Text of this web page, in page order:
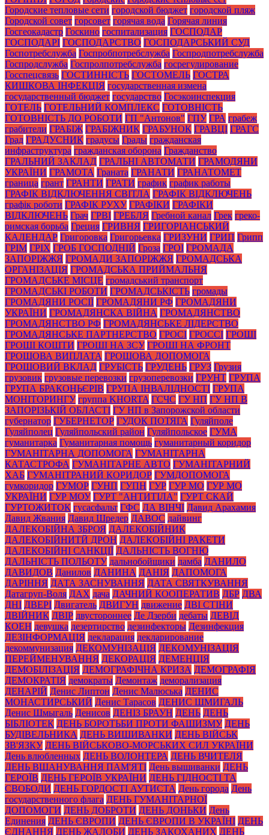
Городские тепловые сети городской бюджет городской пляж
Городской совет горсовет горячая вода Горячая линия
Госгеокадастр Госкино госпитализация ГОСПОДАР
ГОСПОДАРІ ГОСПОДАРСТВО ГОСПОДАРСЬКИЙ СУД
Госпотребслужба Госпробпотребслужба Госпродпотребслужба
Госпродслужба Госпролпотребслужба госрегулирование
Госспецсвязь ГОСТИННІСТЬ ГОСТОМЕЛЬ ГОСТРА
КИШКОВА ІНФЕКЦІЯ государственная измена
государственный бюджет государство Госэкоинспекция
ГОТЕЛЬ ГОТЕЛЬНИЙ КОМПЛЕКС ГОТОВНІСТЬ
ГОТОВНІСТЬ ДО РОБОТИ ГП "Антонов" ГПУ ГРА грабеж
грабители ГРАБІЖ ГРАБІЖНИК ГРАБУНОК ГРАВЦІ ГРАГС
Град ГРАДУСНИК градусы Грады гражданская
инфраструктура гражданская оборона Гражданство
ГРАЛЬНИЙ ЗАКЛАД ГРАЛЬНІ АВТОМАТИ ГРАМОДЯНИ
УКРАЇНИ ГРАМОТА Граната ГРАНАТИ ГРАНАТОМЕТ
граница грант ГРАНТИ ГРАТИ график график работы
ГРАФІК ВІДКЛЮЧЕННЯ СВІТЛА ГРАФІК ВІДКЛЮЧЕНЬ
графік роботи ГРАФІК РУХУ ГРАФІКИ ГРАФІКИ
ВІДКЛЮЧЕНЬ Грач ГРВІ ГРЕБЛЯ Гребной канал Грек греко-
римская борьба Греция ГРИВНЯ ГРИГОРІАНСЬКИЙ
КАЛЕНДАР Григоровка Григорьевка ГРИЗУНИ ГРИП Грипп
ГРІМ ГРІХ ГРОБ ГОСПОДНІЙ Гроза ГРОІ ГРОМАДА
ЗАПОРІЖЖЯ ГРОМАДИ ЗАПОРІЖЖЯ ГРОМАДСЬКА
ОРГАНІЗАЦІЯ ГРОМАДСЬКА ПРИЙМАЛЬНЯ
ГРОМАДСЬКЕ МІСЦЕ громадський транспорт
ГРОМАДСЬКІ РОБОТИ ГРОМАДСЬКІСТЬ громады
ГРОМАДЯНИ РОСІЇ ГРОМАДЯНИ РФ ГРОМАДЯНИ
УКРАЇНИ ГРОМАДЯНСКА ВІЙНА ГРОМАДЯНСТВО
ГРОМАДЯНСТВО РФ ГРОМАДЯНСЬКЕ ЛІДЕРСТВО
ГРОМАДЯНСЬКЕ ПАРТНЕРСТВО ГРОСІ ГРОССІ ГРОШІ
ГРОШІ КОШТИ ГРОШІ НА ЗСУ ГРОШІ НА ФРОНТ
ГРОШОВА ВИПЛАТА ГРОШОВА ДОПОМОГА
ГРОШОВИЙ ВКЛАД ГРУБІСТЬ ГРУДЕНЬ ГРУЗ Грузия
грузовик грузовые перевозки грузоперевозки ГРУНТ ГРУПА
ГРУПА БРАКОНЬЄРІВ ГРУПА ІНВАЛІДНОСТІ ГРУПА
МОНІТОРИНГУ группа KHORTA ГСЧС ГУ НП ГУ НП В
ЗАПОРІЗЬКІЙ ОБЛАСТІ ГУ НП в Запорожской области
губернатор ГУБЕРНЕТОР ГУДОК ПОТЯГА Гуляйполе
Гуляйполец Гуляйпольский район Гуляйпольское ГУМА
гуманитарка Гуманитарная помощь гуманитарный коридор
ГУМАНІТАРНА ДОПОМОГА ГУМАНІТАРНА
КАТАСТРОФА ГУМАНІТАРНЕ АВТО ГУМАНІТАРНИЙ
ХАБ ГУМАНІТРАНИЙ КОРИДОР ГУМДОПОМОГА
гумкоридор ГУМОР ГУНП ГУПН ГУР ГУР МО ГУР МО
УКРАЇНИ ГУР МОУ ГУРТ "АНТИТІЛА" ГУРТ СКАЙ
ГУРТОЖИТОК гусасфальт ГФС ДА ВІНЧІ Давид Арахамия
Давид Жвания Давид Шредер ДАВОС дайвинг
ДАЛЕКОБІЙНА ЗБРОЯ ДАЛЕКОБІЙНИК
ДАЛЕКОБІЙНИТЙ ДРОН ДАЛЕКОБІЙНІ РАКЕТИ
ДАЛЕКОБІЙНІ САНКЦІЇ ДАЛЬНІСТЬ ВОГНЮ
ДАЛЬНІСТЬ ПОЛЬОТУ дальнобойщики дамба ДАНИЛО
ДАВИДОВ Данилов ДАНИНА ДАНІЯ ДАПОМОГА
ДАРІННЯ ДАТА ЗАСНУВАННЯ ДАТА СВЯТКУВАННЯ
Датагруп-Воля ДАХ дача ДАЧНИЙ КООПЕРАТИВ ДБР ДВА
ДНІ ДВЕРІ Двигатель ДВИГУН движение ДВІ СТІНИ
ДВІЙНИК ДВІР двустороннее Де Дзерби дебаты ДЕВІД
КОЕН девушка дезертирство дезинфекторы Дезинфекция
ДЕЗІНФОРМАЦІЯ декларация декларирование
декоммунизация ДЕКОМУНІЗАЦІЯ ДЕКОМУНІЗАЦІЯ
ПЕРЕЙМЕНУВАННЯ ДЕКОРАЦІЯ ДЕМЕНЦІЯ
ДЕМОБІЛІЗАЦІЯ ДЕМОГРАФІЧНА КРИЗА ДЕМОГРАФІЯ
ДЕМОКРАТІЯ демократы Демонтаж деморализация
ДЕНАРІЙ Денис Липтон Денис Малюська ДЕНИС
МОНАСТИРСЬКИЙ Денис Тарасов ДЕНИС ШМИГАЛЬ
Денис Шмыгаль Денисов ДЕНІЗ БРАУН ДЕНЬ ДЕНЬ
БІБЛІОТЕК ДЕНЬ БОРОТЬБИ ПРОТИ ФАШИЗМУ ДЕНЬ
БУДІВЕЛЬНИКА ДЕНЬ ВИШИВАНКИ ДЕНЬ ВІЙСЬК
ЗВ'ЯЗКУ ДЕНЬ ВІЙСЬКОВО-МОРСЬКИХ СИЛ УКРАЇНИ
День влюбленных ДЕНЬ ВОЛОНТЕРА ДЕНЬ ВЧИТЕЛЯ
ДЕНЬ ВШАНУВАННЯ ПАМ'ЯТІ День вышиванки ДЕНЬ
ГЕРОЇВ ДЕНЬ ГЕРОЇВ УКРАЇНИ ДЕНЬ ГІДНОСТІ ТА
СВОБОДИ ДЕНЬ ГОРДОСТІ АУТИСТА День города День
государственного флага ДЕНЬ ГУМАНІТАРНОЇ
ДОПОМОГИ ДЕНЬ ДОБРОТИ ДЕНЬ ДОНЬКИ День
Единения ДЕНЬ ЄВРОПИ ДЕНЬ ЄВРОПИ В УКРАЇНІ ДЕНЬ
ЄДНАННЯ ДЕНЬ ЖАЛОБИ ДЕНЬ ЗАКОХАНИХ ДЕНЬ